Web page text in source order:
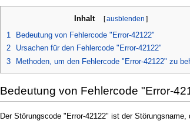
Inhalt [ ausblenden ]
1
Bedeutung von Fehlercode "Error-42122"
2
Ursachen für den Fehlercode "Error-42122"
3
Methoden, um den Fehlercode "Error-42122" zu
Bedeutung von Fehlercode "Error-
Der Störungscode "Error-42122" ist der
den Link zur heruntergeladenen Datei